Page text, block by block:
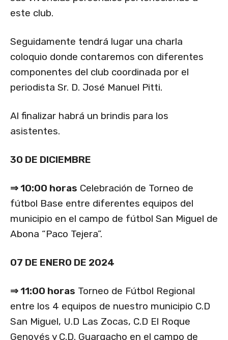
este club.
Seguidamente tendrá lugar una charla
coloquio donde contaremos con diferentes
componentes del club coordinada por el
periodista Sr. D. José Manuel Pitti.
Al finalizar habrá un brindis para los
asistentes.
30 DE DICIEMBRE
⇒ 10:00 horas Celebración de Torneo de
fútbol Base entre diferentes equipos del
municipio en el campo de fútbol San Miguel de
Abona “Paco Tejera”.
07 DE ENERO DE 2024
⇒ 11:00 horas Torneo de Fútbol Regional
entre los 4 equipos de nuestro municipio C.D
San Miguel, U.D Las Zocas, C.D El Roque
Genovés y C.D. Guargacho en el campo de